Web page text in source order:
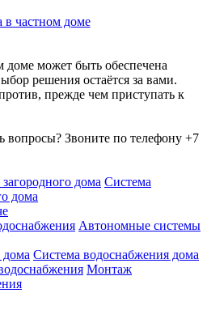
доме может быть обеспечена
решения остаётся за вами.
прежде чем приступать к
вопросы? Звоните по телефону +7
Система
дома
Автономные системы
Система водоснабжения дома
Монтаж